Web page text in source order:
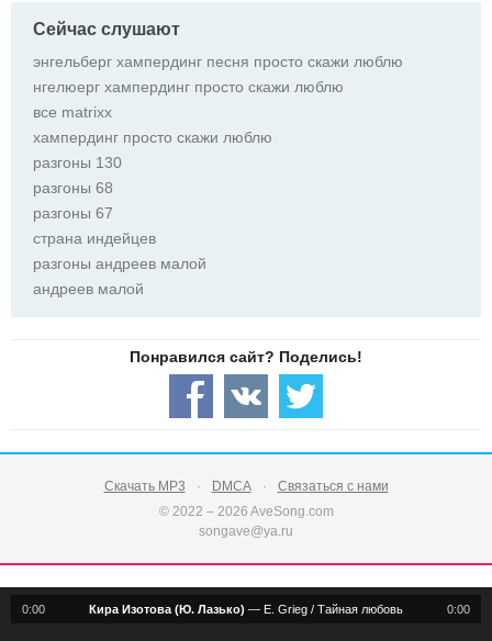
Сейчас слушают
энгельберг хампердинг песня просто скажи люблю
нгелюерг хампердинг просто скажи люблю
все matrixx
хампердинг просто скажи люблю
разгоны 130
разгоны 68
разгоны 67
страна индейцев
разгоны андреев малой
андреев малой
Скачать MP3 DMCA
Связаться с нами
© 2022 – 2026 AveSong.com
songave@ya.ru
0:00 0:00
Кира Изотова (Ю. Лазько) — E. Grieg / Тайная любовь